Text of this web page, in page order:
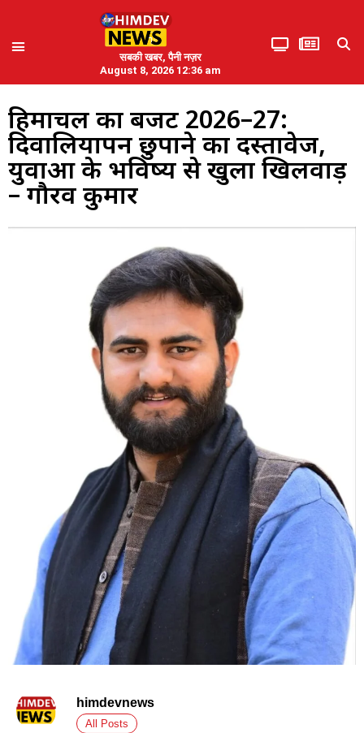
सबकी खबर, पैनी नज़र
August 8, 2026 12:36 am
हिमाचल का बजट 2026–27:
दिवालियापन छुपाने का दस्तावेज,
युवाओं के भविष्य से खुला खिलवाड़
– गौरव कुमार
himdevnews
All Posts